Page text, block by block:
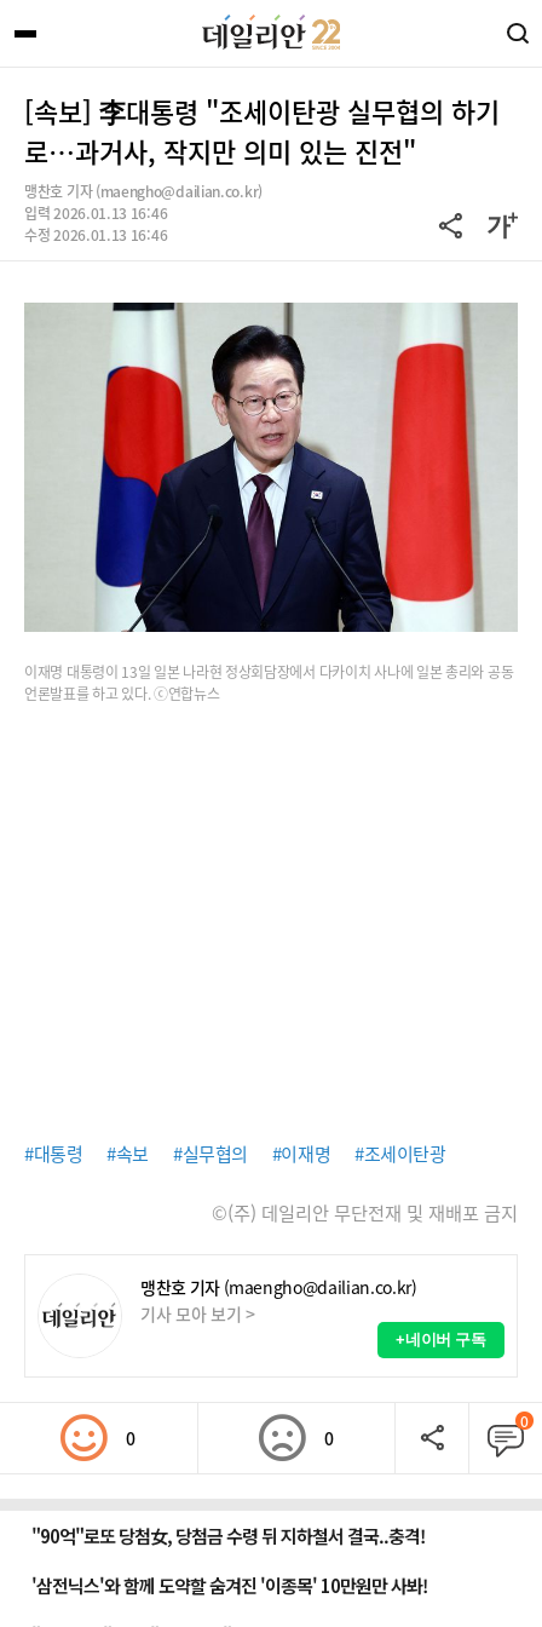
[속보] 李대통령 "조세이탄광 실무협의 하기
로…과거사, 작지만 의미 있는 진전"
맹찬호 기자 (maengho@dailian.co.kr)
입력 2026.01.13 16:46
수정 2026.01.13 16:46
이재명 대통령이 13일 일본 나라현 정상회담장에서 다카이치 사나에 일본 총리와 공동
언론발표를 하고 있다. ⓒ연합뉴스
#대통령 #속보 #실무협의 #이재명 #조세이탄광
©(주) 데일리안 무단전재 및 재배포 금지
맹찬호 기자 (maengho@dailian.co.kr)
기사 모아 보기 >
+네이버 구독
0 0
0